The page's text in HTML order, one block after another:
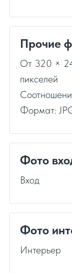
Прочие
От 320 ×
пикселей
Формат:
Фото
Вход
Фото
Интерьер